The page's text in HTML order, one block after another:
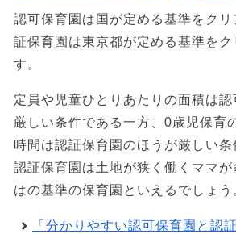
認可保育園は国が定める基準をク
証保育園は東京都が定める基準を
す。
定員や児童ひとりあたりの面積は
厳しい条件である一方、0歳児保育
時間は認証保育園のほうが厳しい条
認証保育園は土地が狭く働くママ
はの基準の保育園といえるでしょう
「分かりやすい認可保育園と認